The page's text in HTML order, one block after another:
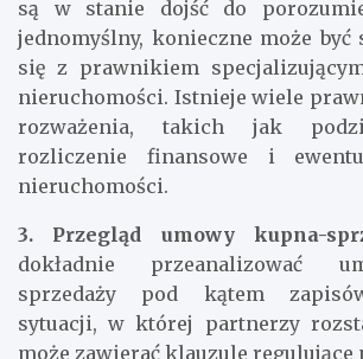
są w stanie dojść do
jednomyślny, konieczne może być
się z prawnikiem
nieruchomości. Istnieje wiele
rozważenia, takich jak
rozliczenie finansowe i
nieruchomości.
3. Przegląd umowy kupna-
dokładnie przeanalizować
sprzedaży pod kątem
sytuacji, w której partnerzy
może zawierać klauzule regulujące